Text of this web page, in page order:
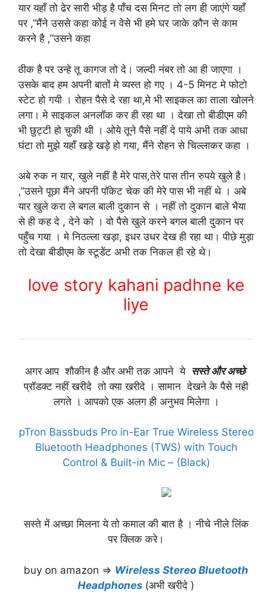
यार यहाँ तो ढेर सारी भीड़ है पाँच दस मिनट तो लग ही जाएंगे यहाँ
पर ,”मैंने उससे कहा कोई न वेसे भी हमे घर जाके कौन से काम
करने है ,”उसने कहा
ठीक है पर उन्हे तू कागज तो दे। जल्दी नंबर तो आ ही जाएगा ।
उसके बाद हम अपनी बातों मे व्यस्त हो गए । 4-5 मिनट मे फोटो
स्टेट हो गयी । रोहन पैसे दे रहा था,मे भी साइकल का ताला खोलने
लगा। मे साइकल अनलॉक कर ही रहा था । देखा तो बीडीएम की
भी छुट्टी हो चुकी थी । ओये तूने पैसे नहीं दे पाये अभी तक आधा
घंटा तो मुझे यहाँ खड़े खड़े हो गया, मैंने रोहन से चिल्लाकर कहा ।
अबे रुक न यार, खुले नहीं है मेरे पास,तेरे पास तीन रुपये खुले है।
,”उसने पूछा मैंने अपनी पॉकेट चेक की मेरे पास भी नहीं थे । अबे
यार खुले करा ले बगल बाली दुकान से । नहीं तो दुकान बाले भैया
से ही कह दे , देने को । वो पैसे खुले करने बगल बाली दुकान पर
पहुँच गया । मे निठल्ला खड़ा, इधर उधर देख ही रहा था। पीछे मुड़ा
तो देखा बीडीएम के स्टूडेंट अभी तक निकल ही रहे थे।
love story kahani padhne ke
liye
अगर आप शौकीन है और अभी तक आपने ये सस्ते और अच्छे
प्रॉडक्ट नहीं खरीदे तो क्या खरीदे । सामान देखने के पैसे नही
लगते । आपको एक अलग ही अनुभव मिलेगा ।
pTron Bassbuds Pro in-Ear True Wireless Stereo
Bluetooth Headphones (TWS) with Touch
Control & Built-in Mic – (Black)
सस्ते में अच्छा मिलना ये तो कमाल की बात है । नीचे नीले लिंक
पर क्लिक करे।
buy on amazon ⇒ Wireless Stereo Bluetooth
Headphones (अभी खरीदे )